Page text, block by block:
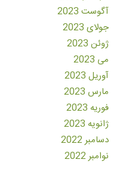
آگوست 2023
جولای 2023
ژوئن 2023
می 2023
آوریل 2023
مارس 2023
فوریه 2023
ژانویه 2023
دسامبر 2022
نوامبر 2022